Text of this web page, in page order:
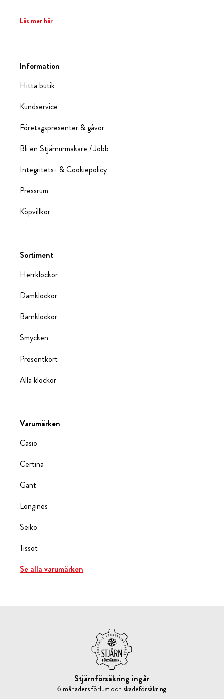
Läs mer här
Information
Hitta butik
Kundservice
Företagspresenter & gåvor
Bli en Stjärnurmakare / Jobb
Integritets- & Cookiepolicy
Pressrum
Köpvillkor
Sortiment
Herrklockor
Damklockor
Barnklockor
Smycken
Presentkort
Alla klockor
Varumärken
Casio
Certina
Gant
Longines
Seiko
Tissot
Se alla varumärken
Stjärnförsäkring ingår
6 månaders förlust och skadeförsäkring